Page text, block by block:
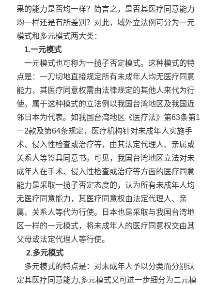
果的能力是否均一样？简言之，是否其医疗同意能力
均一样还是有所差别？对此，域外立法例可分为一元
模式和多元模式两大类：
1.一元模式
一元模式也可称为一揽子否定模式。这种模式的特
点是：一刀切地直接规定所有未成年人均无医疗同意
能力，其医疗同意权需由法律规定的其他人来代为行
使。属于这种模式的立法例以我国台湾地区及我国近
邻日本为代表。如我国台湾地区《医疗法》第63条第1
－2款及第64条规定，医疗机构针对未成年人实施手
术、侵入性检查或治疗等，由其法定代理人、亲属或
关系人等签具同意书。可见，我国台湾地区立法对未
成年人在手术、侵入性检查或治疗等方面的医疗同意
能力是采取一揽子否定态度的，认为所有未成年人均
无医疗同意能力，其医疗同意权由法定代理人、亲
属、关系人等代为行使。日本也是采取与我国台湾地
区一样的一元模式，将未成年人的医疗同意权交由其
父母或法定代理人等行使。
2.多元模式
多元模式的特点是：对未成年人予以分类而分别认
定其医疗同意能力,多元模式又可进一步细分为二元模